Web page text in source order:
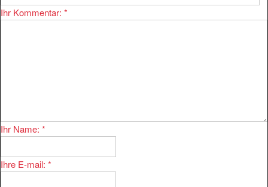
Ihr Kommentar: *
Ihr Name: *
Ihre E-mail: *